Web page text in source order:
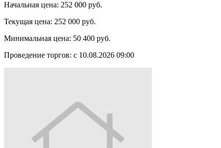
Начальная цена: 252 000 руб.
Текущая цена: 252 000 руб.
Минимальная цена: 50 400 руб.
Проведение торгов: с 10.08.2026 09:00